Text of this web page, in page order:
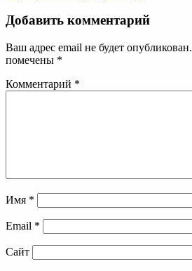
Добавить комментарий
Ваш адрес email не будет опубликован.
помечены *
Комментарий *
Имя *
Email *
Сайт